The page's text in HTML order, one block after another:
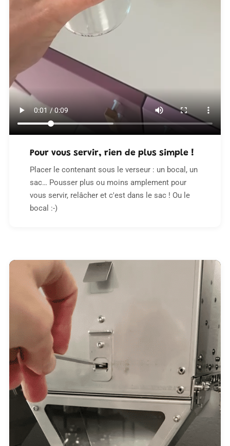
Pour vous servir, rien de plus simple !
Placer le contenant sous le verseur : un bocal, un
sac… Pousser plus ou moins amplement pour
vous servir, relâcher et c'est dans le sac ! Ou le
bocal :-)